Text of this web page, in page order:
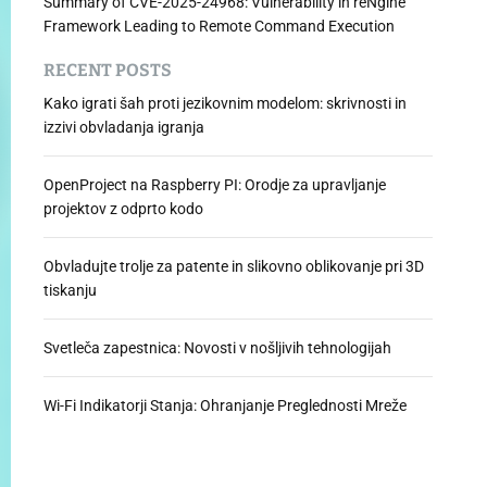
Framework Leading to Remote Command Execution
RECENT POSTS
Kako igrati šah proti jezikovnim modelom: skrivnosti in
izzivi obvladanja igranja
OpenProject na Raspberry PI: Orodje za upravljanje
projektov z odprto kodo
Obvladujte trolje za patente in slikovno oblikovanje pri 3D
tiskanju
Svetleča zapestnica: Novosti v nošljivih tehnologijah
Wi-Fi Indikatorji Stanja: Ohranjanje Preglednosti Mreže